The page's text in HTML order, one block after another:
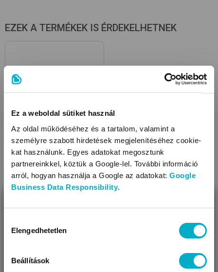
Ez a weboldal sütiket használ
Az oldal működéséhez és a tartalom, valamint a
személyre szabott hirdetések megjelenítéséhez cookie-
kat használunk. Egyes adatokat megosztunk
partnereinkkel, köztük a Google-lel. További információ
arról, hogyan használja a Google az adatokat: Google
Business Data Responsibility.
kiválasztása
Elengedhetetlen
Beállítások
EZEK A TERMÉKEK IS ÉRDEKELHETNEK
Joie babakocsik
Úgy látjuk, most jársz nálunk először!